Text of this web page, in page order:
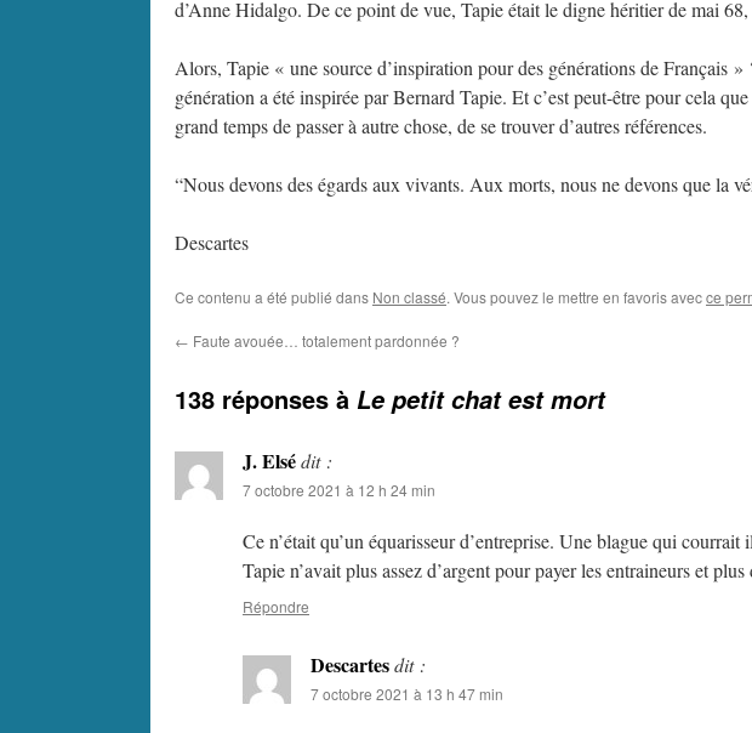
d’Anne Hidalgo. De ce point de vue, Tapie était le digne héritier de mai
Alors, Tapie « une source d’inspiration pour des générations de Français
génération a été inspirée par Bernard Tapie. Et c’est peut-être pour cela
grand temps de passer à autre chose, de se trouver d’autres références.
“Nous devons des égards aux vivants. Aux morts, nous ne devons que la
Descartes
Ce contenu a été publié dans Non classé. Vous pouvez le mettre en favoris avecce
← Faute avouée… totalement pardonnée ?
138 réponses à Le petit chat est mort
J. Elsédit :
7 octobre 2021 à 12 h 24 min
Ce n’était qu’un équarisseur d’entreprise. Une blague qui
Tapie n’avait plus assez d’argent pour payer les entraineurs et
Répondre
Descartesdit :
7 octobre 2021 à 13 h 47 min